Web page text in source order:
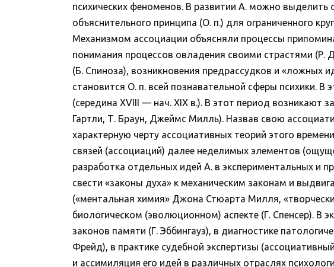
психических феноменов. В развитии А. можно выделить
объяснительного принципа (О. п.) для ограниченного
Механизмом ассоциации объясняли процессы
понимания процессов овладения своими страстями (Р.
(Б. Спиноза), возникновения предрассудков и
становится О. п. всей познавательной сферы психики. В
(середина XVIII — нач. XIX в.). В этот период возникают
Гартли, Т. Браун, Джеймс Милль). Назвав свою
характерную черту ассоциативных теорий этого
связей (ассоциаций) далее неделимых элементов
разработка отдельных идей А. в экспериментальных и
свести «законы духа» к механическим законам и
(«ментальная химия» Джона Стюарта Милля,
биологическом (эволюционном) аспекте (Г. Спенсер). В
законов памяти (Г. Эббингауз), в диагностике
Фрейд), в практике судебной экспертизы
и ассимиляция его идей в различных отраслях